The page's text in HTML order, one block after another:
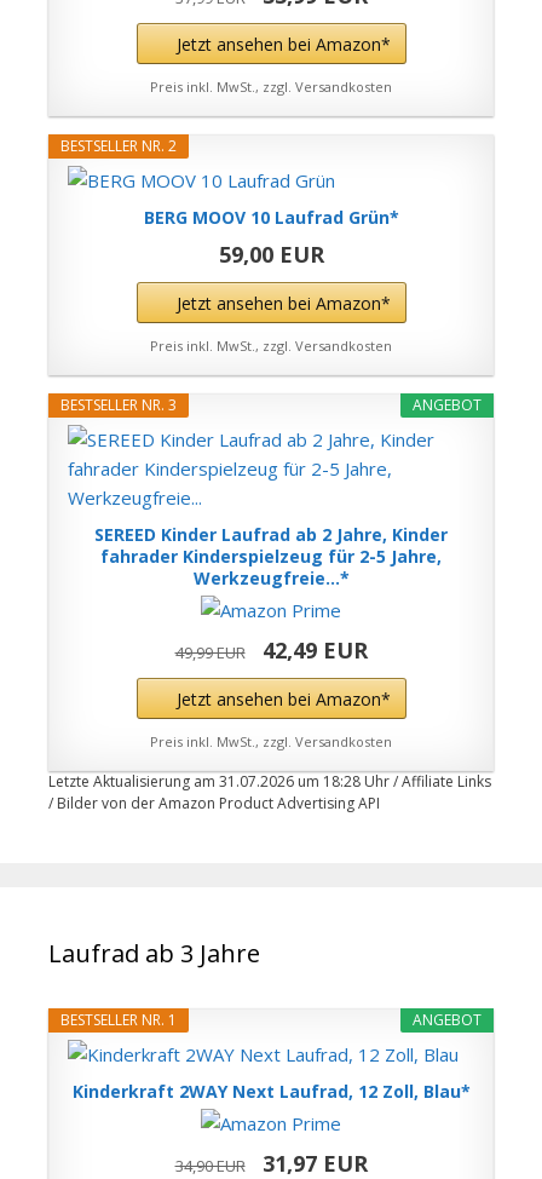
Jetzt ansehen bei Amazon*
Preis inkl. MwSt., zzgl. Versandkosten
BESTSELLER NR. 2
BERG MOOV 10 Laufrad Grün*
59,00 EUR
Jetzt ansehen bei Amazon*
Preis inkl. MwSt., zzgl. Versandkosten
ANGEBOT
BESTSELLER NR. 3
SEREED Kinder Laufrad ab 2 Jahre, Kinder
fahrader Kinderspielzeug für 2-5 Jahre,
Werkzeugfreie...*
49,99 EUR 42,49 EUR
Jetzt ansehen bei Amazon*
Preis inkl. MwSt., zzgl. Versandkosten
Letzte Aktualisierung am 31.07.2026 um 18:28 Uhr / Affiliate Links
/ Bilder von der Amazon Product Advertising API
Laufrad ab 3 Jahre
ANGEBOT
BESTSELLER NR. 1
Kinderkraft 2WAY Next Laufrad, 12 Zoll, Blau*
34,90 EUR 31,97 EUR